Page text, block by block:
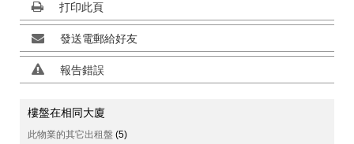
打印此頁
發送電郵給好友
報告錯誤
樓盤在相同大廈
此物業的其它出租盤 (5)